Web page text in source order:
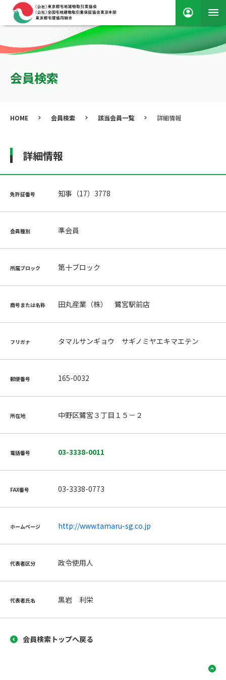
会員検索
HOME 会員検索 該当会員一覧 詳細情報
詳細情報
免許証番号 知事（17）3778
会員種別 準会員
所属ブロック 第十ブロック
商号または名称 田丸産業（株） 鷺宮駅前店
フリガナ タマルサンギョウ サギノミヤエキマエテン
郵便番号 165-0032
所在地 中野区鷺宮３丁目１５－２
電話番号 03-3338-0011
FAX番号 03-3338-0773
ホームページ http://www.tamaru-sg.co.jp
代表者区分 政令使用人
代表者氏名 黒岩 利栄
会員検索トップへ戻る